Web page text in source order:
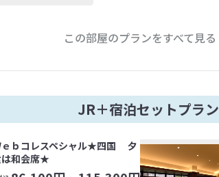
この部屋のプランをすべて見る
JR＋宿泊セットプラン
ｂコレスペシャル★四国 夕
和会席★